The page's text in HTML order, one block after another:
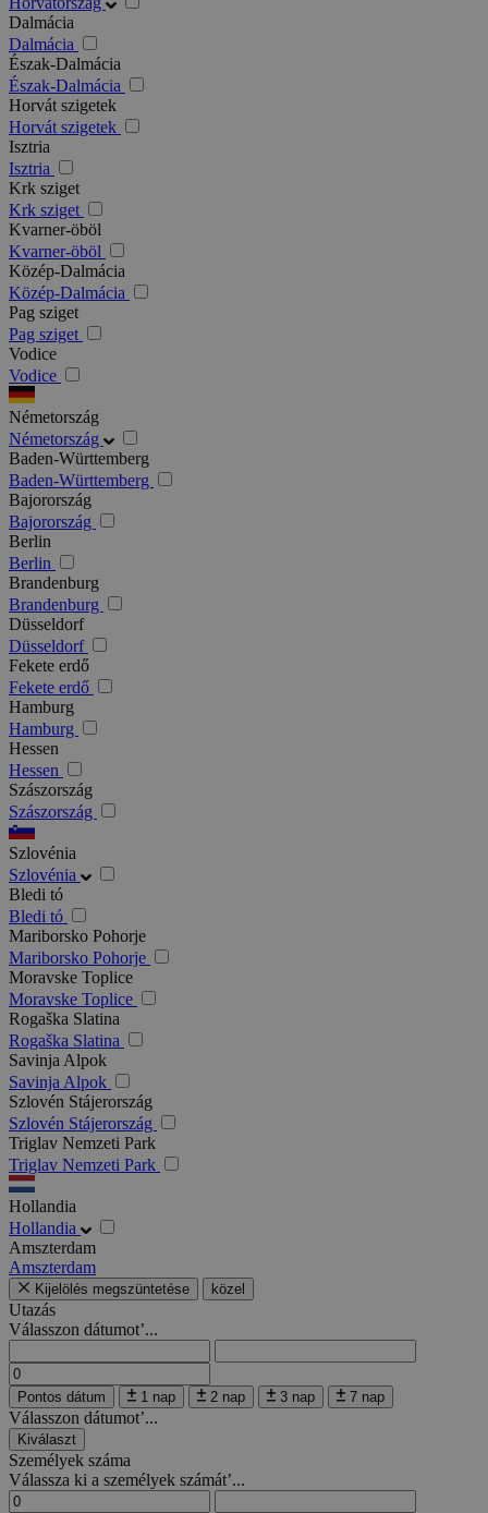
Dalmácia
Dalmácia
Észak-Dalmácia
Észak-Dalmácia
Horvát szigetek
Horvát szigetek
Isztria
Isztria
Krk sziget
Krk sziget
Kvarner-öböl
Kvarner-öböl
Közép-Dalmácia
Közép-Dalmácia
Pag sziget
Pag sziget
Vodice
Vodice
Németország
Németország
Baden-Württemberg
Baden-Württemberg
Bajorország
Bajorország
Berlin
Berlin
Brandenburg
Brandenburg
Düsseldorf
Düsseldorf
Fekete erdő
Fekete erdő
Hamburg
Hamburg
Hessen
Hessen
Szászország
Szászország
Szlovénia
Szlovénia
Bledi tó
Bledi tó
Mariborsko Pohorje
Mariborsko Pohorje
Moravske Toplice
Moravske Toplice
Rogaška Slatina
Rogaška Slatina
Savinja Alpok
Savinja Alpok
Szlovén Stájerország
Szlovén Stájerország
Triglav Nemzeti Park
Triglav Nemzeti Park
Hollandia
Hollandia
Amszterdam
Amszterdam
Kijelölés megszüntetése közel
Utazás
Válasszon dátumot’...
Pontos dátum 1 nap 2 nap 3 nap 7 nap
Válasszon dátumot’...
Kiválaszt
Személyek száma
Válassza ki a személyek számát’...